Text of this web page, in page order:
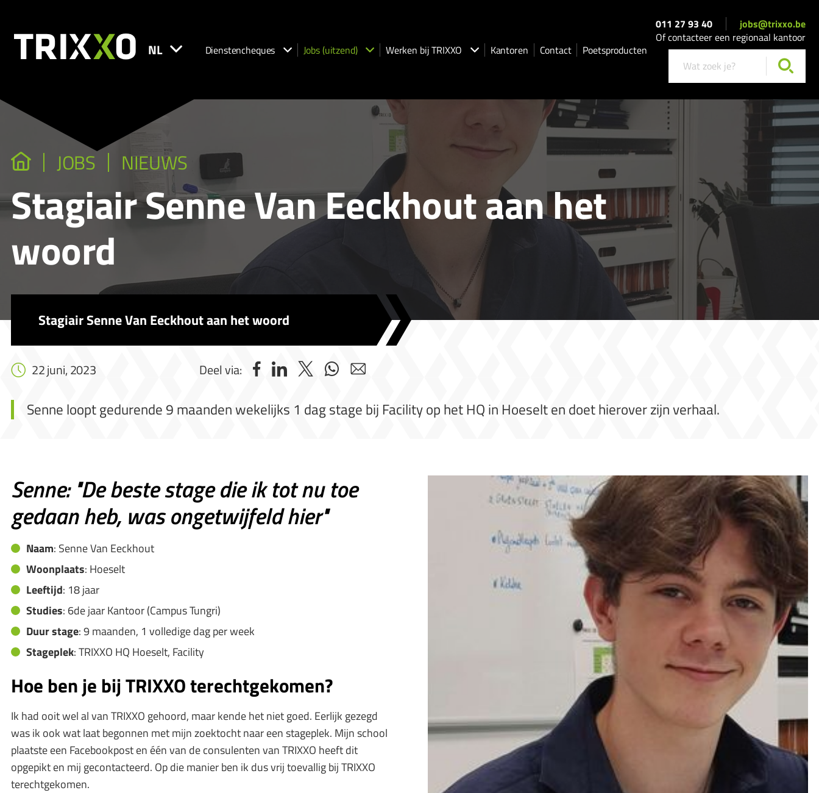
NL Dienstencheques Jobs (uitzend) Werken bij TRIXXO Kantoren Contact Poetsproducten
011 27 93 40
jobs@trixxo.be
Of contacteer een regionaal kantoor
JOBS NIEUWS
Stagiair Senne Van Eeckhout aan het
woord
Stagiair Senne Van Eeckhout aan het woord
22 juni, 2023 Deel via:
Senne loopt gedurende 9 maanden wekelijks 1 dag stage bij Facility op het HQ in Hoeselt en doet hierover zijn verhaal.
Senne: "De beste stage die ik tot nu toe
gedaan heb, was ongetwijfeld hier"
Naam: Senne Van Eeckhout
Woonplaats: Hoeselt
Leeftijd: 18 jaar
Studies: 6de jaar Kantoor (Campus Tungri)
Duur stage: 9 maanden, 1 volledige dag per week
Stageplek: TRIXXO HQ Hoeselt, Facility
Hoe ben je bij TRIXXO terechtgekomen?
Ik had ooit wel al van TRIXXO gehoord, maar kende het niet goed. Eerlijk gezegd
was ik ook wat laat begonnen met mijn zoektocht naar een stageplek. Mijn school
plaatste een Facebookpost en één van de consulenten van TRIXXO heeft dit
opgepikt en mij gecontacteerd. Op die manier ben ik dus vrij toevallig bij TRIXXO
terechtgekomen.